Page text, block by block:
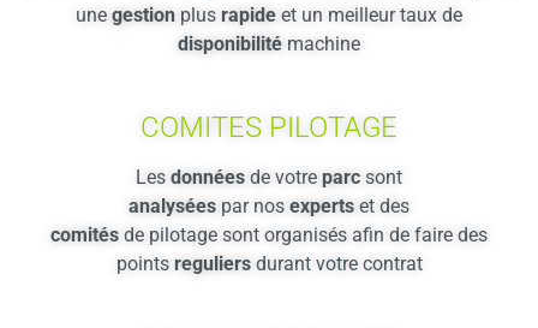
une gestion plus rapide et un meilleur taux de
disponibilité machine
COMITES PILOTAGE
Les données de votre parc sont
analysées par nos experts et des
comités de pilotage sont organisés afin de faire des
points reguliersdurant votre contrat